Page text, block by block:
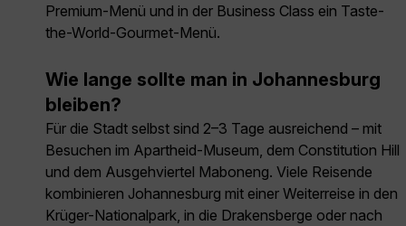
Premium-Menü und in der Business Class ein Taste-
the-World-Gourmet-Menü.
Wie lange sollte man in Johannesburg
bleiben?
Für die Stadt selbst sind 2–3 Tage ausreichend – mit
Besuchen im Apartheid-Museum, dem Constitution Hill
und dem Ausgehviertel Maboneng. Viele Reisende
kombinieren Johannesburg mit einer Weiterreise in den
Krüger-Nationalpark, in die Drakensberge oder nach